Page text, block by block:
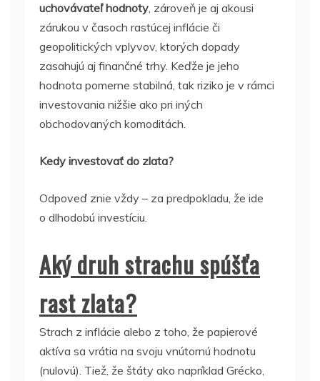
uchovávateľ hodnoty, zároveň je aj akousi
zárukou v časoch rastúcej inflácie či
geopolitických vplyvov, ktorých dopady
zasahujú aj finančné trhy. Keďže je jeho
hodnota pomerne stabilná, tak riziko je v rámci
investovania nižšie ako pri iných
obchodovaných komoditách.
Kedy investovať do zlata?
Odpoveď znie vždy – za predpokladu, že ide
o dlhodobú investíciu.
Aký druh strachu spúšťa
rast zlata?
Strach z inflácie alebo z toho, že papierové
aktíva sa vrátia na svoju vnútornú hodnotu
(nulovú). Tiež, že štáty ako napríklad Grécko,